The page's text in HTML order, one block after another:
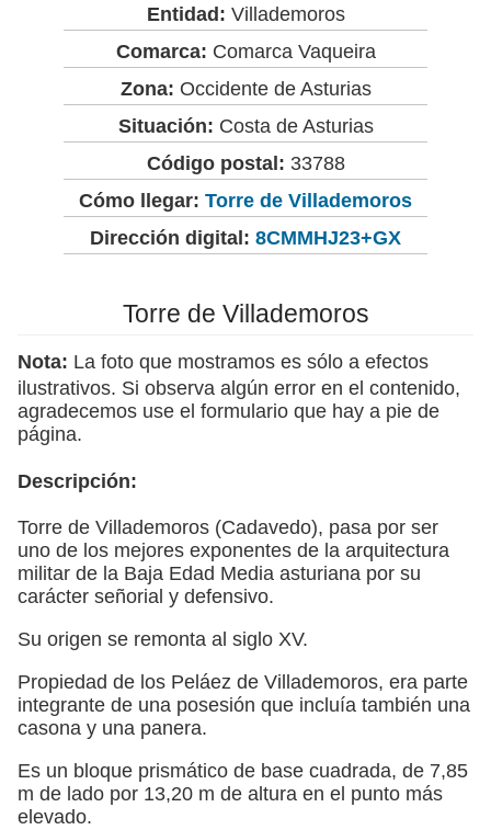
Entidad: Villademoros
Comarca: Comarca Vaqueira
Zona: Occidente de Asturias
Situación: Costa de Asturias
Código postal: 33788
Cómo llegar: Torre de Villademoros
Dirección digital: 8CMMHJ23+GX
Torre de Villademoros
Nota: La foto que mostramos es sólo a efectos
ilustrativos. Si observa algún error en el contenido,
agradecemos use el formulario que hay a pie de
página.
Descripción:
Torre de Villademoros (Cadavedo), pasa por ser
uno de los mejores exponentes de la arquitectura
militar de la Baja Edad Media asturiana por su
carácter señorial y defensivo.
Su origen se remonta al siglo XV.
Propiedad de los Peláez de Villademoros, era parte
integrante de una posesión que incluía también una
casona y una panera.
Es un bloque prismático de base cuadrada, de 7,85
m de lado por 13,20 m de altura en el punto más
elevado.